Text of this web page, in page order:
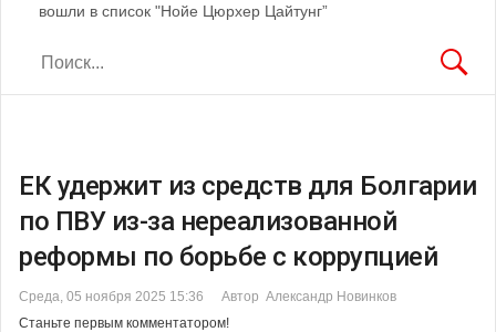
вошли в список "Нойе Цюрхер Цайтунг”
ЕК удержит из средств для Болгарии
по ПВУ из-за нереализованной
реформы по борьбе с коррупцией
Среда, 05 ноября 2025 15:36
Автор Александр Новинков
Станьте первым комментатором!